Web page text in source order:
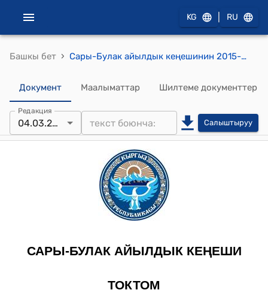
KG RU
Башкы бет › Сары-Булак айылдык кеңешинин 2015-жылдын 4-мартындагы № 13/95 "Ак-Кыя айылындагы мектептин жылуулук системасын орнотуу жана имараттын ичин ремонттон өткөрүү жөнүндө" токтому
Документ Маалыматтар Шилтеме документтер
Редакция
04.03.2015 Салыштыруу